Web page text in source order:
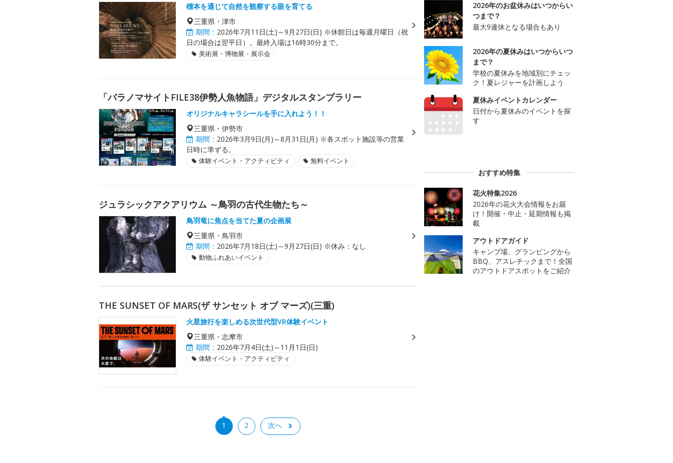
標本を通じて自然を観察する眼を育てる
三重県・津市
期間： 2026年7月11日(土)～9月27日(日) ※休館日は毎週月曜日（祝
日の場合は翌平日）。最終入場は16時30分まで。
美術展・博物展・展示会
「パラノマサイトFILE38伊勢人魚物語」デジタルスタンプラリー
オリジナルキャラシールを手に入れよう！！
三重県・伊勢市
期間： 2026年3月9日(月)～8月31日(月) ※各スポット施設等の営業
日時に準ずる。
体験イベント・アクティビティ 無料イベント
ジュラシックアクアリウム ～鳥羽の古代生物たち～
鳥羽竜に焦点を当てた夏の企画展
三重県・鳥羽市
期間： 2026年7月18日(土)～9月27日(日) ※休み：なし
動物ふれあいイベント
THE SUNSET OF MARS(ザ サンセット オブ マーズ)(三重)
火星旅行を楽しめる次世代型VR体験イベント
三重県・志摩市
期間： 2026年7月4日(土)～11月1日(日)
体験イベント・アクティビティ
1 2 次へ
2026年のお盆休みはいつからい
つまで？
最大9連休となる場合もあり
2026年の夏休みはいつからいつ
まで？
学校の夏休みを地域別にチェッ
ク！夏レジャーを計画しよう
夏休みイベントカレンダー
日付から夏休みのイベントを探
す
おすすめ特集
花火特集2026
2026年の花火大会情報をお届
け！開催・中止・延期情報も掲
載
アウトドアガイド
キャンプ場、グランピングから
BBQ、アスレチックまで！全国
のアウトドアスポットをご紹介